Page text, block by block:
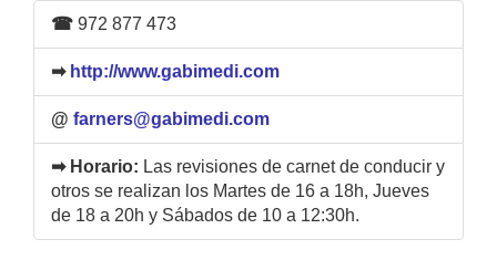
☎ 972 877 473
➡ http://www.gabimedi.com
@ farners@gabimedi.com
➡ Horario: Las revisiones de carnet de conducir y
otros se realizan los Martes de 16 a 18h, Jueves
de 18 a 20h y Sábados de 10 a 12:30h.